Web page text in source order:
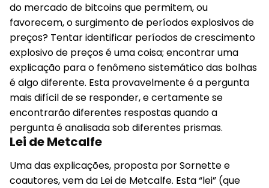
do mercado de bitcoins que permitem, ou
favorecem, o surgimento de períodos explosivos de
preços? Tentar identificar períodos de crescimento
explosivo de preços é uma coisa; encontrar uma
explicação para o fenômeno sistemático das bolhas
é algo diferente. Esta provavelmente é a pergunta
mais difícil de se responder, e certamente se
encontrarão diferentes respostas quando a
pergunta é analisada sob diferentes prismas.
Lei de Metcalfe
Uma das explicações, proposta por Sornette e
coautores, vem da Lei de Metcalfe. Esta “lei” (que